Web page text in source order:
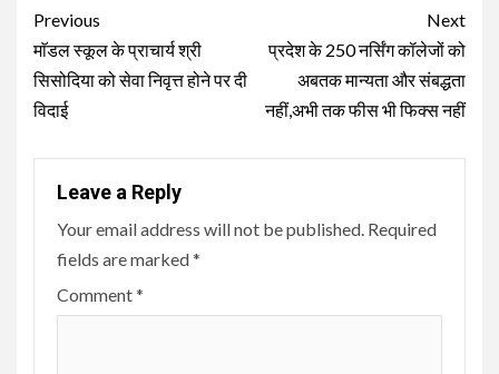
Continue
Reading
Previous
माॅडल स्कूल के प्राचार्य श्री
सिसोदिया को सेवा निवृत्त होने पर दी
विदाई
Next
प्रदेश के 250 नर्सिंग कॉलेजों को
अबतक मान्यता और संबद्धता
नहीं,अभी तक फीस भी फिक्स नहीं
Leave a Reply
Your email address will not be published. Required
fields are marked*
Comment*